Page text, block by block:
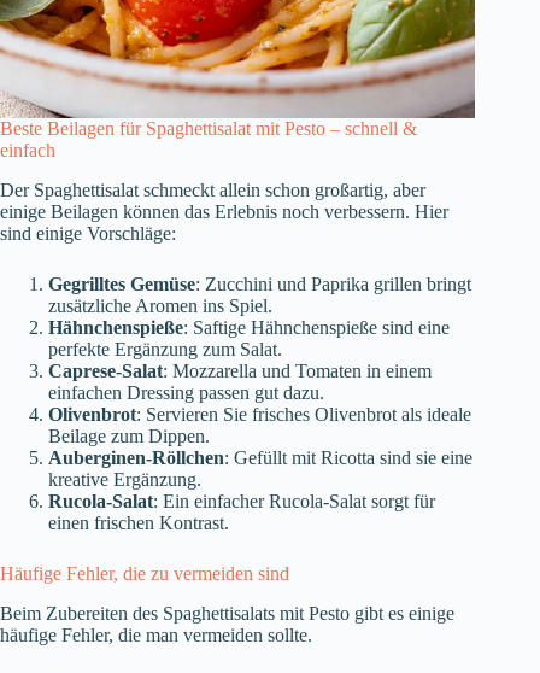
Beste Beilagen für Spaghettisalat mit Pesto – schnell &
einfach
Der Spaghettisalat schmeckt allein schon großartig, aber
einige Beilagen können das Erlebnis noch verbessern. Hier
sind einige Vorschläge:
Gegrilltes Gemüse: Zucchini und Paprika grillen bringt
zusätzliche Aromen ins Spiel.
Hähnchenspieße: Saftige Hähnchenspieße sind eine
perfekte Ergänzung zum Salat.
Caprese-Salat: Mozzarella und Tomaten in einem
einfachen Dressing passen gut dazu.
Olivenbrot: Servieren Sie frisches Olivenbrot als ideale
Beilage zum Dippen.
Auberginen-Röllchen: Gefüllt mit Ricotta sind sie eine
kreative Ergänzung.
Rucola-Salat: Ein einfacher Rucola-Salat sorgt für
einen frischen Kontrast.
Häufige Fehler, die zu vermeiden sind
Beim Zubereiten des Spaghettisalats mit Pesto gibt es einige
häufige Fehler, die man vermeiden sollte.